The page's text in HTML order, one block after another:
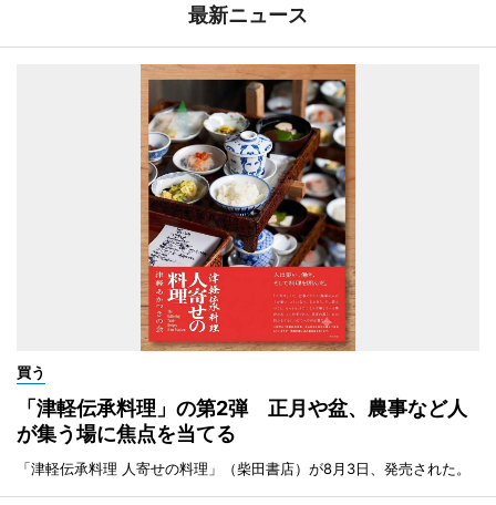
最新ニュース
買う
「津軽伝承料理」の第2弾 正月や盆、農事など人
が集う場に焦点を当てる
「津軽伝承料理 人寄せの料理」（柴田書店）が8月3日、発売された。